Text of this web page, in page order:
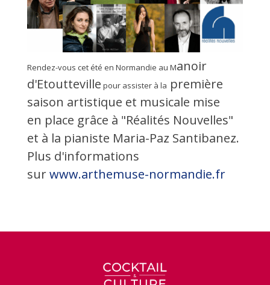
Rendez-vous cet été en Normandie au Manoir
d'Etoutteville pour assister à la première
saison artistique et musicale mise
en place grâce à "Réalités Nouvelles"
et à la pianiste Maria-Paz Santibanez.
Plus d'informations
surwww.arthemuse-normandie.fr